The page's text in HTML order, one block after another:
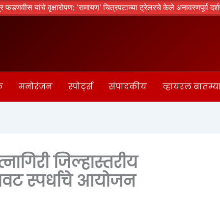
यांचे वृक्षारोपण; ‘रामायण’ चित्रपटाच्या ट्रेलरचे केले अनावरणपूर्व दर्शन
मनोरंजन स्पोर्ट्स संपादकीय व्हायरल
जिल्हास्तरीय
स्पर्धाचे आयोजन